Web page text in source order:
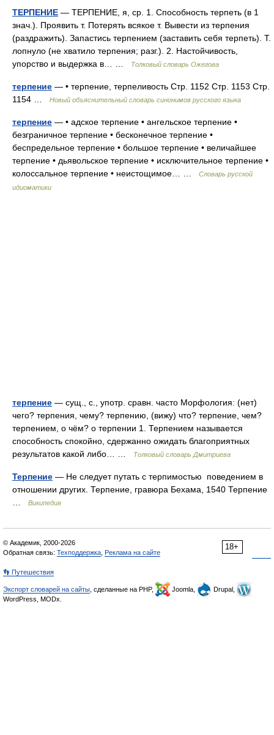
ТЕРПЕНИЕ — ТЕРПЕНИЕ, я, ср. 1. Способность терпеть (в 1
знач.). Проявить т. Потерять всякое т. Вывести из терпения
(раздражить). Запастись терпением (заставить себя терпеть). Т.
лопнуло (не хватило терпения; разг.). 2. Настойчивость,
упорство и выдержка в… …
Толковый словарь Ожегова
терпение — • терпение, терпеливость Стр. 1152 Стр. 1153 Стр.
1154 …
Новый объяснительный словарь синонимов русского языка
терпение — • адское терпение • ангельское терпение •
безграничное терпение • бесконечное терпение •
беспредельное терпение • большое терпение • величайшее
терпение • дьявольское терпение • исключительное терпение •
колоссальное терпение • неистощимое… …
Словарь русской
идиоматики
терпение — сущ., с., употр. сравн. часто Морфология: (нет)
чего? терпения, чему? терпению, (вижу) что? терпение, чем?
терпением, о чём? о терпении 1. Терпением называется
способность спокойно, сдержанно ожидать благоприятных
результатов какой либо… …
Толковый словарь Дмитриева
Терпение — Не следует путать с терпимостью поведением в
отношении других. Терпение, гравюра Бехама, 1540 Терпение
Википедия
18+
© Академик, 2000-2026
Обратная связь: Техподдержка Реклама на сайте
👣 Путешествия
Экспорт словарей на сайты , сделанные на PHP, Joomla,
Drupal,
WordPress, MODx.